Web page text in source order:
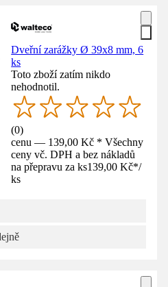
Dveřní zarážky Ø 39x8 mm, 6
ks
Toto zboží zatím nikdo
nehodnotil.
(0)
cenu — 139,00 Kč * Všechny
ceny vč. DPH a bez nákladů
na přepravu za ks139,00 Kč*/
ks